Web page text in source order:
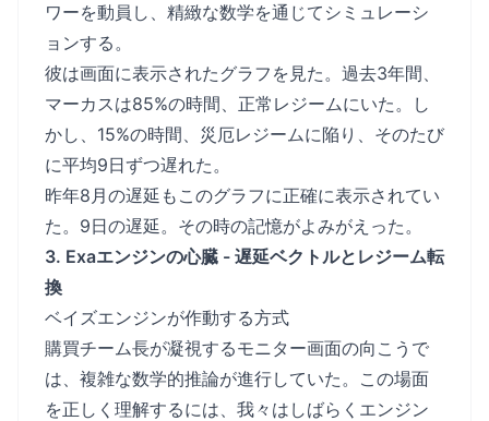
ワーを動員し、精緻な数学を通じてシミュレーシ
ョンする。
彼は画面に表示されたグラフを見た。過去3年間、
マーカスは85%の時間、正常レジームにいた。し
かし、15%の時間、災厄レジームに陥り、そのたび
に平均9日ずつ遅れた。
昨年8月の遅延もこのグラフに正確に表示されてい
た。9日の遅延。その時の記憶がよみがえった。
3. Exaエンジンの心臓 - 遅延ベクトルとレジーム転
換
ベイズエンジンが作動する方式
購買チーム長が凝視するモニター画面の向こうで
は、複雑な数学的推論が進行していた。この場面
を正しく理解するには、我々はしばらくエンジン